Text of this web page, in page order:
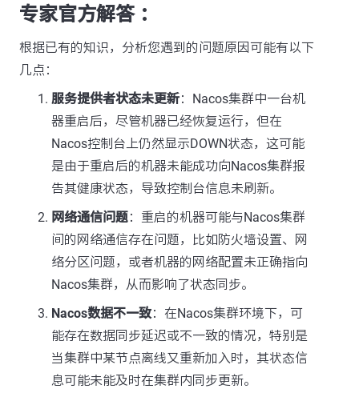
专家官方解答 ：
根据已有的知识，分析您遇到的问题原因可能有以下
几点：
服务提供者状态未更新：Nacos集群中一台机
器重启后，尽管机器已经恢复运行，但在
Nacos控制台上仍然显示DOWN状态，这可能
是由于重启后的机器未能成功向Nacos集群报
告其健康状态，导致控制台信息未刷新。
网络通信问题：重启的机器可能与Nacos集群
间的网络通信存在问题，比如防火墙设置、网
络分区问题，或者机器的网络配置未正确指向
Nacos集群，从而影响了状态同步。
Nacos数据不一致：在Nacos集群环境下，可
能存在数据同步延迟或不一致的情况，特别是
当集群中某节点离线又重新加入时，其状态信
息可能未能及时在集群内同步更新。